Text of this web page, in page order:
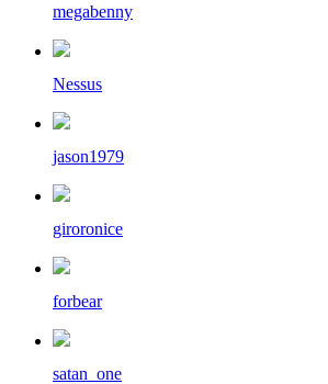
megabenny
Nessus
jason1979
giroronice
forbear
satan_one